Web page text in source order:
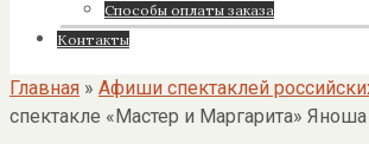
Cпособы оплаты заказа
Контакты
Главная » Афиши спектаклей
спектакле «Мастер и Маргарита»